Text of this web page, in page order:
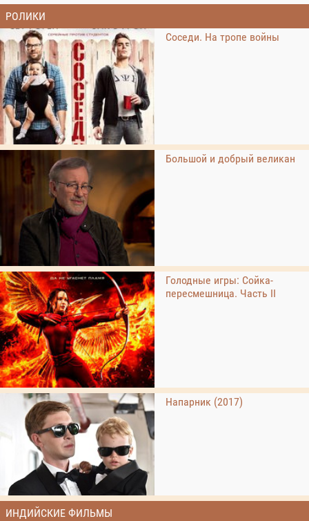
РОЛИКИ
Соседи. На тропе войны
Большой и добрый великан
Голодные игры: Сойка-
пересмешница. Часть II
Напарник (2017)
ИНДИЙСКИЕ ФИЛЬМЫ